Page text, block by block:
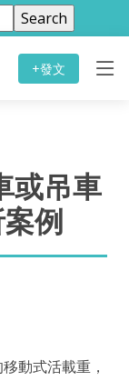
+發文
或吊車
例
動式活載重，